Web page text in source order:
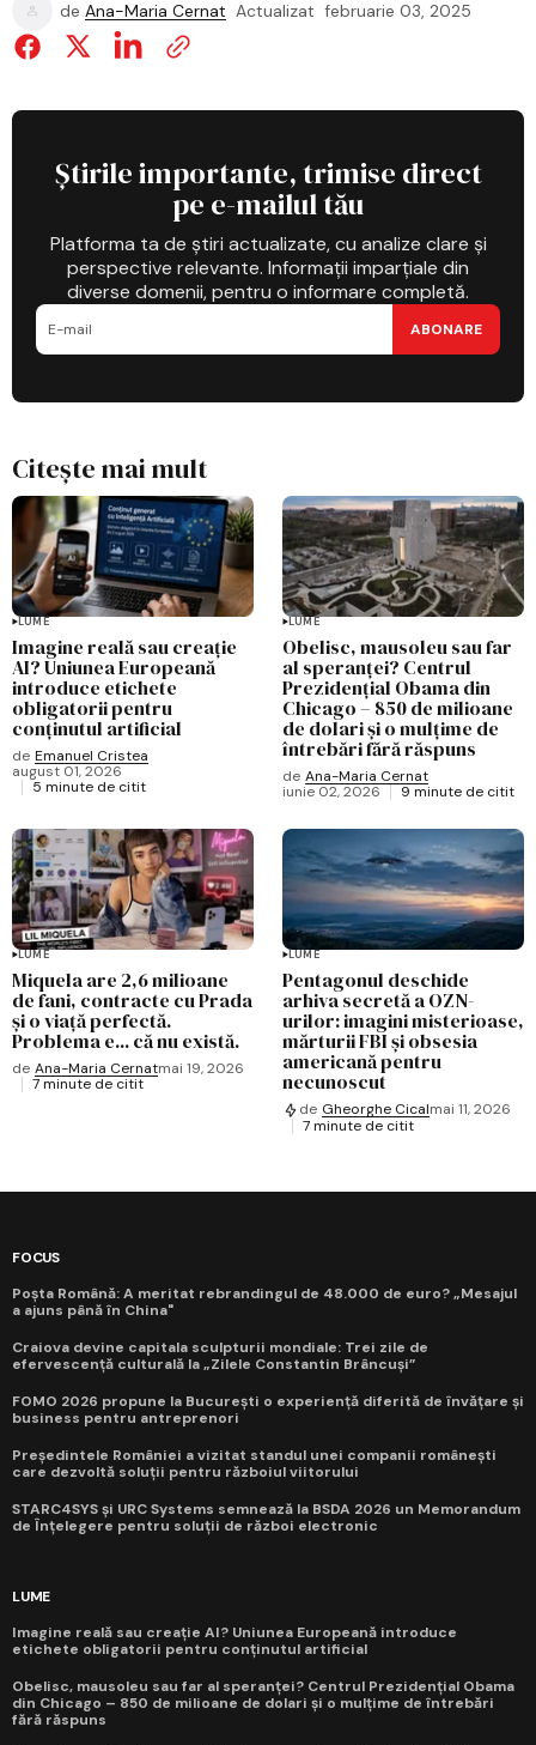
de Ana-Maria Cernat Actualizat februarie 03, 2025
Știrile importante, trimise direct
pe e-mailul tău
Platforma ta de știri actualizate, cu analize clare și
perspective relevante. Informații imparțiale din
diverse domenii, pentru o informare completă.
ABONARE
Citește mai mult
LUME
Imagine reală sau creație
AI? Uniunea Europeană
introduce etichete
obligatorii pentru
conținutul artificial
de Emanuel Cristea
august 01, 2026
5 minute de citit
LUME
Obelisc, mausoleu sau far
al speranței? Centrul
Prezidențial Obama din
Chicago – 850 de milioane
de dolari și o mulțime de
întrebări fără răspuns
de Ana-Maria Cernat
iunie 02, 2026
9 minute de citit
LUME
Miquela are 2,6 milioane
de fani, contracte cu Prada
și o viață perfectă.
Problema e... că nu există.
de Ana-Maria Cernatmai 19, 2026
7 minute de citit
LUME
Pentagonul deschide
arhiva secretă a OZN-
urilor: imagini misterioase,
mărturii FBI și obsesia
americană pentru
necunoscut
de Gheorghe Cicalmai 11, 2026
7 minute de citit
FOCUS
Poșta Română: A meritat rebrandingul de 48.000 de euro? „Mesajul
a ajuns până în China"
Craiova devine capitala sculpturii mondiale: Trei zile de
efervescență culturală la „Zilele Constantin Brâncuși”
FOMO 2026 propune la București o experiență diferită de învățare și
business pentru antreprenori
Președintele României a vizitat standul unei companii românești
care dezvoltă soluții pentru războiul viitorului
STARC4SYS și URC Systems semnează la BSDA 2026 un Memorandum
de Înțelegere pentru soluții de război electronic
LUME
Imagine reală sau creație AI? Uniunea Europeană introduce
etichete obligatorii pentru conținutul artificial
Obelisc, mausoleu sau far al speranței? Centrul Prezidențial Obama
din Chicago – 850 de milioane de dolari și o mulțime de întrebări
fără răspuns